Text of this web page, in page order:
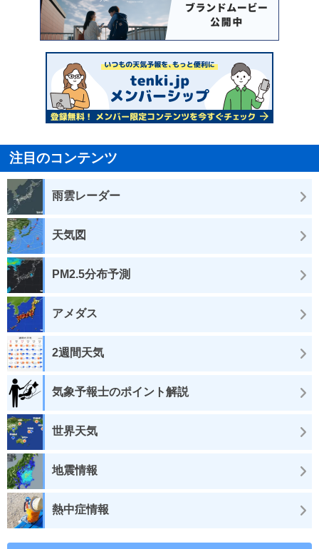
注目のコンテンツ
雨雲レーダー
天気図
PM2.5分布予測
アメダス
2週間天気
気象予報士のポイント解説
世界天気
地震情報
熱中症情報